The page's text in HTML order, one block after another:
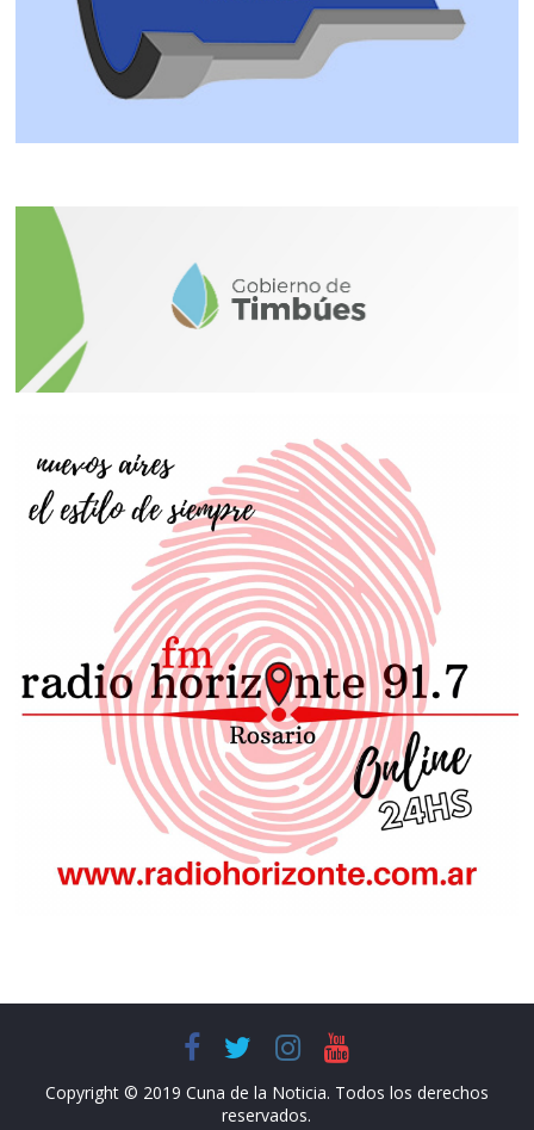
Copyright © 2019 Cuna de la Noticia. Todos los derechos
reservados.